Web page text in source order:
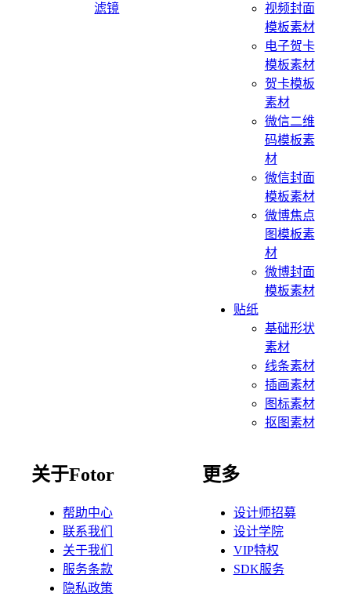
滤镜
视频封面
模板素材
电子贺卡
模板素材
贺卡模板
素材
微信二维
码模板素
材
微信封面
模板素材
微博焦点
图模板素
材
微博封面
模板素材
贴纸
基础形状
素材
线条素材
插画素材
图标素材
抠图素材
关于Fotor
帮助中心
联系我们
关于我们
服务条款
隐私政策
更多
设计师招募
设计学院
VIP特权
SDK服务